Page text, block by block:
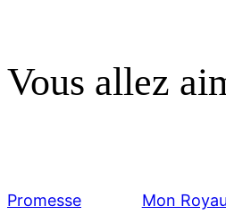
Vous allez
Promesse
Mon